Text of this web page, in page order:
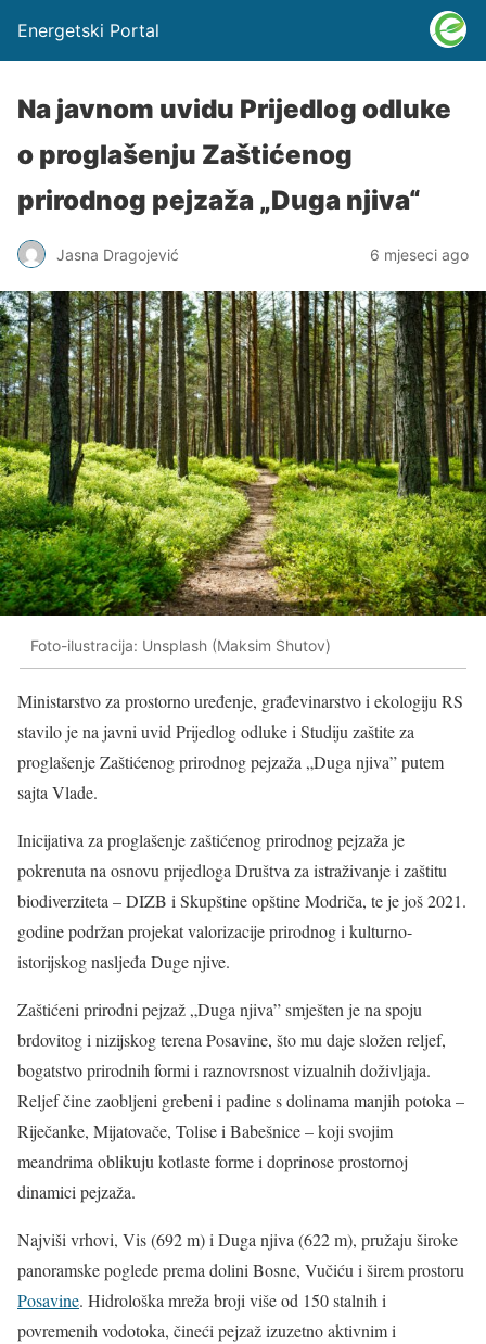
Energetski Portal
Na javnom uvidu Prijedlog odluke
o proglašenju Zaštićenog
prirodnog pejzaža „Duga njiva“
Jasna Dragojević 6 mjeseci ago
Foto-ilustracija: Unsplash (Maksim Shutov)
Ministarstvo za prostorno uređenje, građevinarstvo i ekologiju RS
stavilo je na javni uvid Prijedlog odluke i Studiju zaštite za
proglašenje Zaštićenog prirodnog pejzaža „Duga njiva” putem
sajta Vlade.
Inicijativa za proglašenje zaštićenog prirodnog pejzaža je
pokrenuta na osnovu prijedloga Društva za istraživanje i zaštitu
biodiverziteta – DIZB i Skupštine opštine Modriča, te je još 2021.
godine podržan projekat valorizacije prirodnog i kulturno-
istorijskog nasljeđa Duge njive.
Zaštićeni prirodni pejzaž „Duga njiva” smješten je na spoju
brdovitog i nizijskog terena Posavine, što mu daje složen reljef,
bogatstvo prirodnih formi i raznovrsnost vizualnih doživljaja.
Reljef čine zaobljeni grebeni i padine s dolinama manjih potoka –
Riječanke, Mijatovače, Tolise i Babešnice – koji svojim
meandrima oblikuju kotlaste forme i doprinose prostornoj
dinamici pejzaža.
Najviši vrhovi, Vis (692 m) i Duga njiva (622 m), pružaju široke
panoramske poglede prema dolini Bosne, Vučiću i širem prostoru
Posavine. Hidrološka mreža broji više od 150 stalnih i
povremenih vodotoka, čineći pejzaž izuzetno aktivnim i